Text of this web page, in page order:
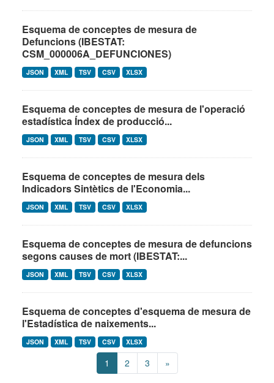
Esquema de conceptes de mesura de
Defuncions (IBESTAT:
CSM_000006A_DEFUNCIONES)
JSON XML TSV CSV XLSX
Esquema de conceptes de mesura de l'operació
estadística Índex de producció...
JSON XML TSV CSV XLSX
Esquema de conceptes de mesura dels
Indicadors Sintètics de l'Economia...
JSON XML TSV CSV XLSX
Esquema de conceptes de mesura de defuncions
segons causes de mort (IBESTAT:...
JSON XML TSV CSV XLSX
Esquema de conceptes d'esquema de mesura de
l'Estadística de naixements...
JSON XML TSV CSV XLSX
1 2 3 »